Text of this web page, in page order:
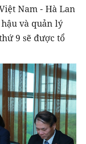
Nam - Hà Lan
và quản lý
9 sẽ được tổ